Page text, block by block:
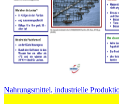
Nahrungsmittel, industrielle